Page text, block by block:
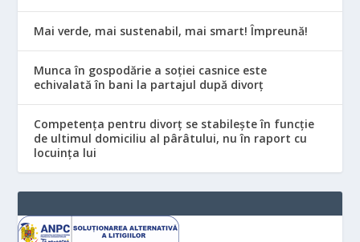
Mai verde, mai sustenabil, mai smart! Împreună!
Munca în gospodărie a soției casnice este
echivalată în bani la partajul după divorț
Competența pentru divorț se stabilește în funcție
de ultimul domiciliu al pârâtului, nu în raport cu
locuinţa lui